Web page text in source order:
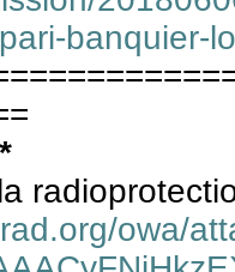
banquier-
owa/